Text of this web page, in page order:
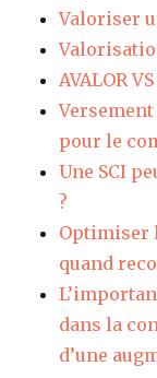
Valoriser
AVALOR
pour le
Une SCI
?
Optimiser
quand
dans la
d’une